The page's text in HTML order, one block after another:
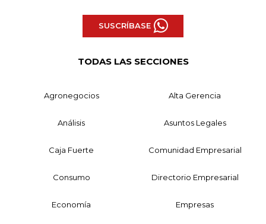
SUSCRÍBASE
TODAS LAS SECCIONES
Agronegocios Alta Gerencia
Análisis Asuntos Legales
Caja Fuerte Comunidad Empresarial
Consumo Directorio Empresarial
Economía Empresas